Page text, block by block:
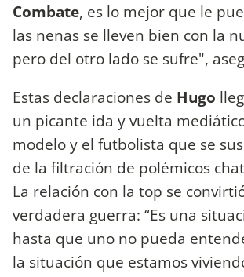
Combate, es lo mejor que le
las nenas se lleven bien con la
pero del otro lado se sufre",
Estas declaraciones de Hugo
un picante ida y vuelta
modelo y el futbolista que se
de la filtración de polémicos
La relación con la top se
verdadera guerra: “Es una
hasta que uno no pueda
la situación que estamos